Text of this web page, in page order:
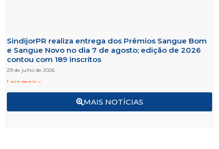
MAIS NOTÍCIAS
SindijorPR realiza entrega dos Prêmios Sangue Bom
e Sangue Novo no dia 7 de agosto; edição de 2026
contou com 189 inscritos
29 de julho de 2026
Leia mais »